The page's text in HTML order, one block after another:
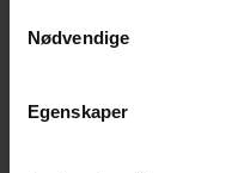
Nødvendige
Egenskaper